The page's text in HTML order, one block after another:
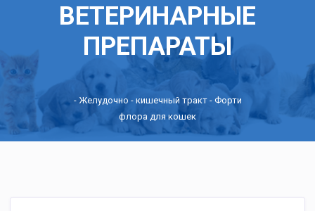
ВЕТЕРИНАРНЫЕ
ПРЕПАРАТЫ
- Желудочно - кишечный тракт- Форти
флора для кошек